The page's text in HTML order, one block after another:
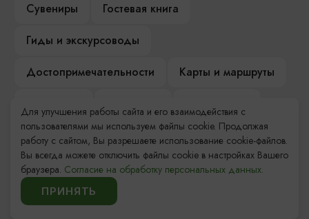
Сувениры
Гостевая книга
Гиды и экскурсоводы
Достопримечательности
Карты и маршруты
Компас Балтийской кухни
Настоящий Калининградец
Музеи
Для улучшения работы сайта и его взаимодействия с
пользователями мы используем файлы cookie. Продолжая
работу с сайтом, Вы разрешаете использование cookie-файлов.
Вы всегда можете отключить файлы cookie в настройках Вашего
браузера. Согласие на обработку персональных данных.
ПРИНЯТЬ